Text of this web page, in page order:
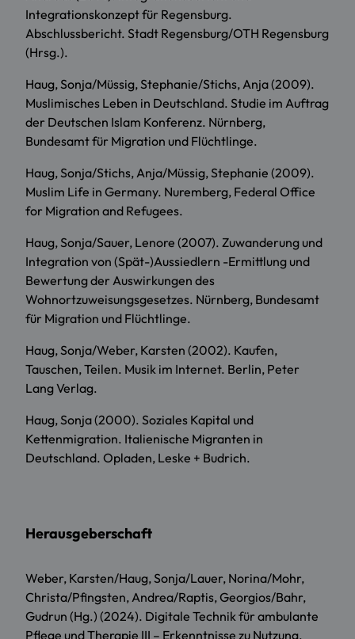
Integrationskonzept für Regensburg.
Abschlussbericht. Stadt Regensburg/OTH Regensburg
(Hrsg.).
Haug, Sonja/Müssig, Stephanie/Stichs, Anja (2009).
Muslimisches Leben in Deutschland. Studie im Auftrag
der Deutschen Islam Konferenz. Nürnberg,
Bundesamt für Migration und Flüchtlinge.
Haug, Sonja/Stichs, Anja/Müssig, Stephanie (2009).
Muslim Life in Germany. Nuremberg, Federal Office
for Migration and Refugees.
Haug, Sonja/Sauer, Lenore (2007). Zuwanderung und
Integration von (Spät-)Aussiedlern -Ermittlung und
Bewertung der Auswirkungen des
Wohnortzuweisungsgesetzes. Nürnberg, Bundesamt
für Migration und Flüchtlinge.
Haug, Sonja/Weber, Karsten (2002). Kaufen,
Tauschen, Teilen. Musik im Internet. Berlin, Peter
Lang Verlag.
Haug, Sonja (2000). Soziales Kapital und
Kettenmigration. Italienische Migranten in
Deutschland. Opladen, Leske + Budrich.
Herausgeberschaft
Weber, Karsten/Haug, Sonja/Lauer, Norina/Mohr,
Christa/Pfingsten, Andrea/Raptis, Georgios/Bahr,
Gudrun (Hg.) (2024). Digitale Technik für ambulante
Pflege und Therapie III – Erkenntnisse zu Nutzung,